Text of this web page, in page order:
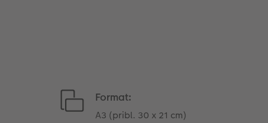
Format:
A3 (pribl. 30 x 21 cm)